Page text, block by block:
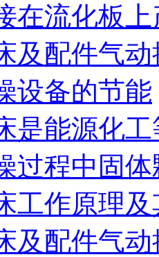
在流化板
及配件气
设备的节能
是能源化
过程中固
工作原理
及配件气